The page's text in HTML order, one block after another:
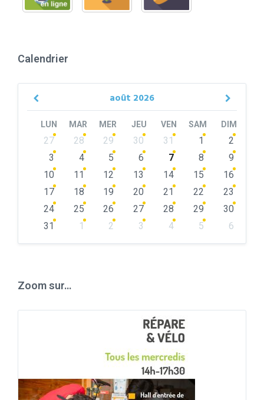
Calendrier
août 2026
Previous
LUN MAR MER JEU VEN SAM DIM
Skip
calendar
27 28 29 30 31 1
2
3
4 5 6 7 8
9
10
11 12 13 14 15
16
17
18 19 20 21 22
23
24
25 26 27 28 29
30
31
1 2 3 4 5
6
Zoom sur…